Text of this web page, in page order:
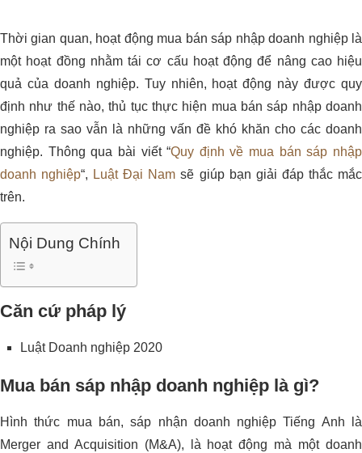
Thời gian quan, hoạt động mua bán sáp nhập doanh nghiệp là
một hoạt đồng nhằm tái cơ cấu hoạt động để nâng cao hiệu
quả của doanh nghiệp. Tuy nhiên, hoạt động này được quy
định như thế nào, thủ tục thực hiện mua bán sáp nhập doanh
nghiệp ra sao vẫn là những vấn đề khó khăn cho các doanh
nghiệp. Thông qua bài viết “Quy định về mua bán sáp nhập
doanh nghiệp“, Luật Đại Nam sẽ giúp bạn giải đáp thắc mắc
trên.
Nội Dung Chính
Căn cứ pháp lý
Luật Doanh nghiệp 2020
Mua bán sáp nhập doanh nghiệp là gì?
Hình thức mua bán, sáp nhận doanh nghiệp Tiếng Anh là
Merger and Acquisition (M&A), là hoạt động mà một doanh